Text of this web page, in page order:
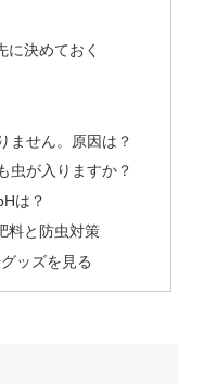
に決めておく
ません。原因は？
虫が入りますか？
は？
料と防虫対策
ッズを見る